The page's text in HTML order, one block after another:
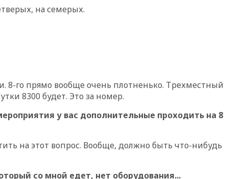
официальным визитом
отмене ЕГЭ
Ярославля приостановили
работу
призвал доноров-
на семерых.
8-го прямо вообще очень плотненько. Трехместный
8300 будет. Это за номер.
у вас дополнительные проходить на 8
на этот вопрос. Вообще, должно быть что-нибудь
со мной едет, нет оборудования...